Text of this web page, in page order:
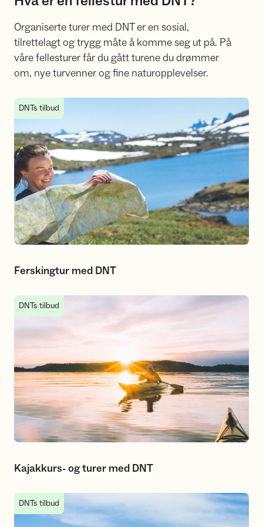
Organiserte turer med DNT er en sosial,
tilrettelagt og trygg måte å komme seg ut på. På
våre fellesturer får du gått turene du drømmer
om, nye turvenner og fine naturopplevelser.
Ferskingtur med DNT
DNTs tilbud
Ferskingtur med DNT
Kajakkurs- og turer med DNT
DNTs tilbud
Kajakkurs- og turer med DNT
Turer for ungdom med DNT ung
DNTs tilbud